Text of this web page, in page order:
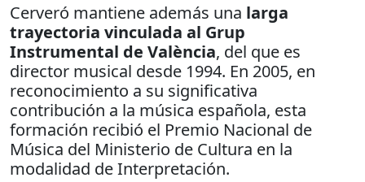
Cerveró mantiene además una larga
trayectoria vinculada al Grup
Instrumental de València, del que es
director musical desde 1994. En 2005, en
reconocimiento a su significativa
contribución a la música española, esta
formación recibió el Premio Nacional de
Música del Ministerio de Cultura en la
modalidad de Interpretación.